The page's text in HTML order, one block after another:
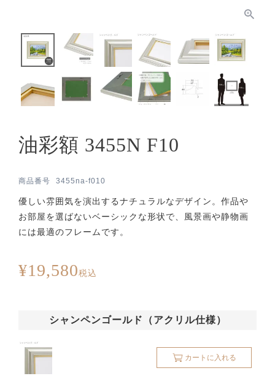
油彩額 3455N F10
商品番号 3455na-f010
優しい雰囲気を演出するナチュラルなデザイン。作品や
お部屋を選ばないベーシックな形状で、風景画や静物画
には最適のフレームです。
¥19,580税込
シャンペンゴールド（アクリル仕様）
カートに入れる